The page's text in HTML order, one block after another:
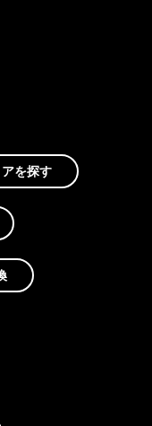
を探す